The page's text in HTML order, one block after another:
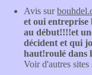
Avis sur
et oui entreprise
au début!!!!et
décident et qui
haut!roulé dans
Voir d'autres sites